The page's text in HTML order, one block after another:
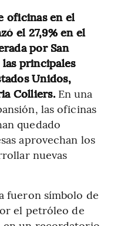
oficinas en el
el 27,9% en el
por San
principales
Unidos,
Colliers.En una
las oficinas
quedado
aprovechan los
nuevas
fueron símbolo de
el petróleo de